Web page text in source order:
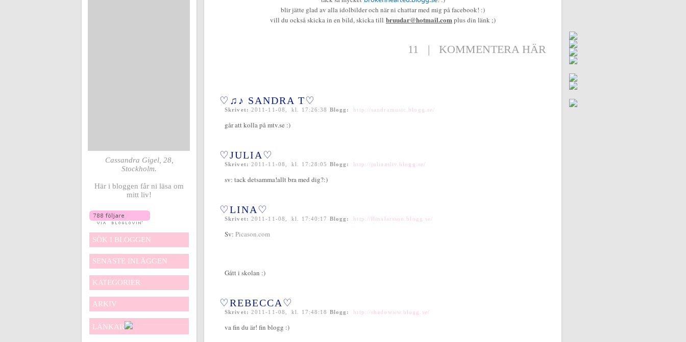
blir jätte glad av alla idolbilder och när ni chattar med mig på facebook! :)
vill du också skicka in en bild, skicka till bruudar@hotmail.complus din länk ;)
11 | KOMMENTERA HÄR
♡♫♪ SANDRA T♡
Skrivet: 2011-11-08, kl. 17:26:38 Blogg: http://sandramusic.blogg.se/
går att kolla på mtv.se :)
♡JULIA♡
Skrivet: 2011-11-08, kl. 17:28:05 Blogg: http://juliaasliv.blogg.se/
sv: tack detsamma!allt bra med dig?:)
♡LINA♡
Skrivet: 2011-11-08, kl. 17:40:17 Blogg: http://llinalarsson.blogg.se/
Sv: Picason.com
Gått i skolan :)
♡REBECCA♡
Skrivet: 2011-11-08, kl. 17:48:18 Blogg: http://shadowww.blogg.se/
va fin du är! fin blogg :)
Cassandra Gigel, 28,
Stockholm.
Här i bloggen får ni läsa om
mitt liv!
SÖK I BLOGGEN
SENASTE INLÄGGEN
KATEGORIER
ARKIV
LÄNKAR